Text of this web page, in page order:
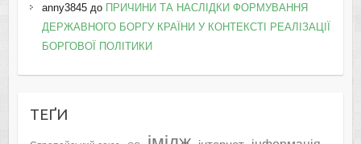
anny3845до ПРИЧИНИ ТА НАСЛІДКИ ФОРМУВАННЯ
ДЕРЖАВНОГО БОРГУ КРАЇНИ У КОНТЕКСТІ РЕАЛІЗАЦІЇ
БОРГОВОЇ ПОЛІТИКИ
ТЕҐИ